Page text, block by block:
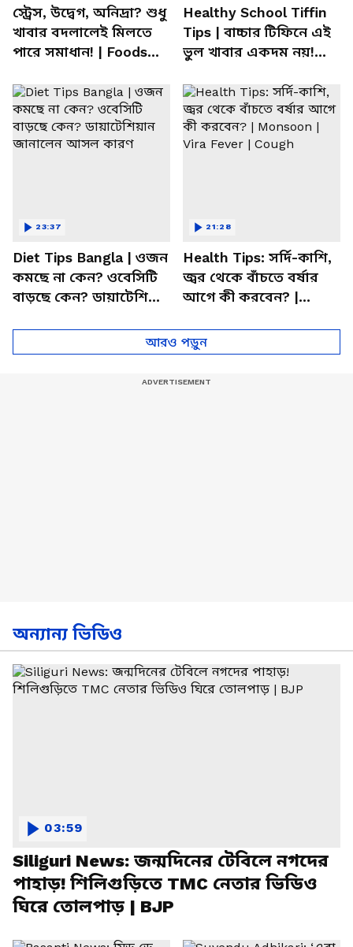
স্ট্রেস, উদ্বেগ, অনিদ্রা? শুধু
খাবার বদলালেই মিলতে
পারে সমাধান! | Foods
Healthy School Tiffin
Tips | বাচ্চার টিফিনে এই
ভুল খাবার একদম নয়!
Diet Tips Bangla | ওজন
কমছে না কেন? ওবেসিটি
বাড়ছে কেন? ডায়াটেশিয়ান
23:37
Health Tips: সর্দি-কাশি,
জ্বর থেকে বাঁচতে বর্ষার
আগে কী করবেন? |
Cough
21:28
আরও পড়ুন
অন্যান্য ভিডিও
Siliguri News: জন্মদিনের টেবিলে নগদের
পাহাড়! শিলিগুড়িতে TMC নেতার ভিডিও
ঘিরে তোলপাড় | BJP
03:59